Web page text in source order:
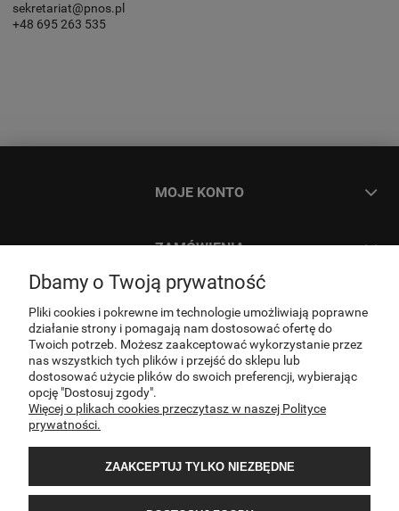
sekretariat@pnos.pl
+48 695 263 535
MOJE KONTO
ZAMÓWIENIA
INFORMACJE
O NAS
KONTAKT
Dbamy o Twoją prywatność
Pliki cookies i pokrewne im technologie umożliwiają poprawne
działanie strony i pomagają nam dostosować ofertę do
Twoich potrzeb. Możesz zaakceptować wykorzystanie przez
nas wszystkich tych plików i przejść do sklepu lub
dostosować użycie plików do swoich preferencji, wybierając
opcję "Dostosuj zgody".
Więcej o plikach cookies przeczytasz w naszej Polityce
prywatności.
ZAAKCEPTUJ TYLKO NIEZBĘDNE